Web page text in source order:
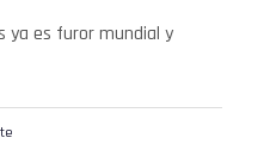
ya es furor mundial y